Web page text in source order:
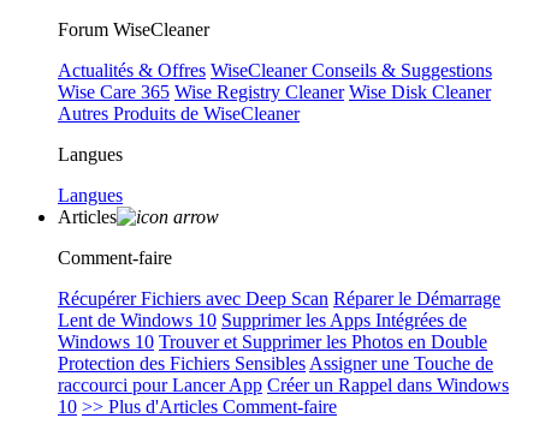
Forum WiseCleaner
Actualités & Offres WiseCleaner Conseils & Suggestions
Wise Care 365 Wise Registry Cleaner Wise Disk Cleaner
Autres Produits de WiseCleaner
Langues
Langues
Articles
Comment-faire
Récupérer Fichiers avec Deep Scan Réparer le Démarrage
Lent de Windows 10 Supprimer les Apps Intégrées de
Windows 10 Trouver et Supprimer les Photos en Double
Protection des Fichiers Sensibles Assigner une Touche de
raccourci pour Lancer App Créer un Rappel dans Windows
10 >> Plus d'Articles Comment-faire